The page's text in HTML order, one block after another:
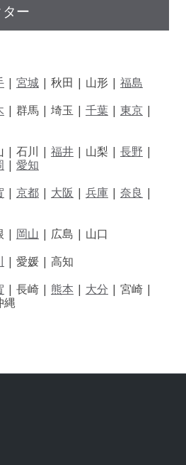
ー
| 宮城 | 秋田 | 山形 | 福島
| 群馬 | 埼玉 | 千葉 | 東京 |
| 石川 | 福井 | 山梨 | 長野 |
| 愛知
| 京都 | 大阪 | 兵庫 | 奈良 |
| 岡山 | 広島 | 山口
| 愛媛 | 高知
| 長崎 | 熊本 | 大分 | 宮崎 |
縄